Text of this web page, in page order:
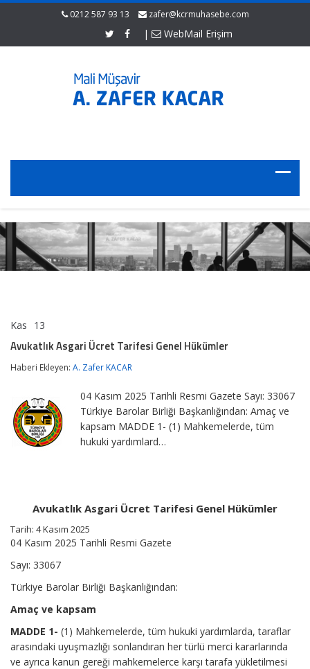
0212 587 93 13 zafer@kcrmuhasebe.com
| WebMail Erişim
Kas 13
Ücret
Genel
Avukatlık Asgari Ücret Tarifesi Genel Hükümler
Haberi Ekleyen: A. Zafer KACAR
04 Kasım 2025 Tarihli Resmi Gazete Sayı: 33067
Türkiye Barolar Birliği Başkanlığından: Amaç ve
kapsam MADDE 1- (1) Mahkemelerde, tüm
hukuki yardımlard…
Avukatlık Asgari Ücret Tarifesi Genel Hükümler
Tarih: 4 Kasım 2025
04 Kasım 2025 Tarihli Resmi Gazete
Sayı: 33067
Türkiye Barolar Birliği Başkanlığından:
Amaç ve kapsam
MADDE 1- (1) Mahkemelerde, tüm hukuki yardımlarda, taraflar
arasındaki uyuşmazlığı sonlandıran her türlü merci kararlarında
ve ayrıca kanun gereği mahkemelerce karşı tarafa yükletilmesi